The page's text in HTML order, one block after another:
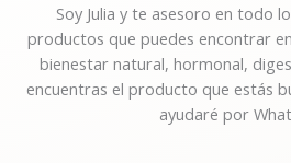
Soy Julia y te asesoro en todo
productos que puedes encontrar
bienestar natural, hormonal,
encuentras el producto que estás
ayudaré por